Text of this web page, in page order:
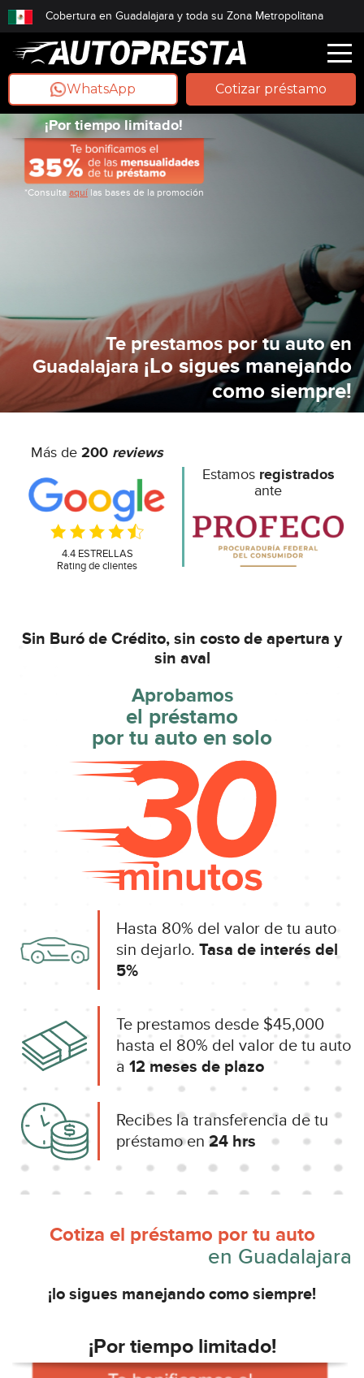
Cobertura en Guadalajara y toda su Zona Metropolitana
WhatsApp Cotizar préstamo
¡Por tiempo limitado!
*Consulta aquílas bases de la promoción
Te prestamos por tu auto en
Guadalajara ¡Lo sigues manejando
como siempre!
Más de 200 reviews
4.4 ESTRELLAS
Rating de clientes
Estamos registrados
ante
Sin Buró de Crédito, sin costo de apertura y
sin aval
Aprobamos
el préstamo
por tu auto en solo
Hasta 80% del valor de tu auto
sin dejarlo. Tasa de interés del
5%
Te prestamos desde $45,000
hasta el 80% del valor de tu auto
a 12 meses de plazo
Recibes la transferencia de tu
préstamo en 24 hrs
Cotiza el préstamo por tu auto
en Guadalajara
¡lo sigues manejando como siempre!
¡Por tiempo limitado!